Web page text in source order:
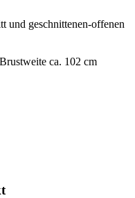
und geschnittenen-offenen
ca. 102 cm